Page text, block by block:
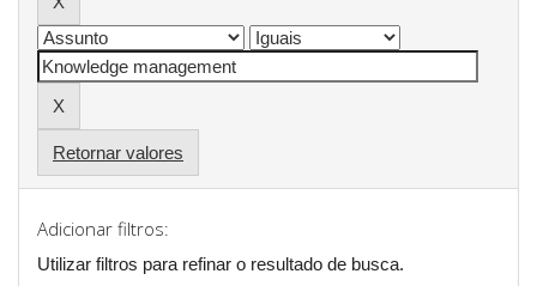
Retornar valores
Adicionar filtros:
Utilizar filtros para refinar o resultado de busca.